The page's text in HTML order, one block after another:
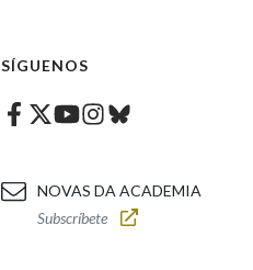
SÍGUENOS
Facebook
Twitter
Youtube
Instagram
Bluesky
NOVAS DA ACADEMIA
Subscríbete